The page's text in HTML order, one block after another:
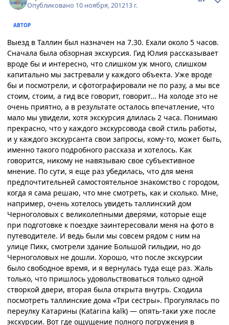
Опубликовано 10 ноября, 201213 г.
АВТОР
Выезд в Таллин был назначен на 7.30. Ехали около 5 часов.
Сначала была обзорная экскурсия. Гид Юлия рассказывает
вроде бы и интересно, что слишком уж много, слишком
капитально мы застревали у каждого объекта. Уже вроде
бы и посмотрели, и сфотографировали не по разу, а мы все
стоим, стоим, а гид все говорит, говорит... На холоде это не
очень приятно, а в результате осталось впечатление, что
мало мы увидели, хотя экскурсия длилась 2 часа. Понимаю
прекрасно, что у каждого экскурсовода свой стиль работы,
и у каждого экскурсанта свои запросы, кому-то, может быть,
именно такого подробного рассказа и хотелось. Как
говорится, никому не навязываю свое субъективное
мнение. По сути, я еще раз убедилась, что для меня
предпочтительней самостоятельное знакомство с городом,
когда я сама решаю, что мне смотреть, как и сколько. Мне,
например, очень хотелось увидеть таллинский дом
Черноголовых с великолепными дверями, которые еще
при подготовке к поездке заинтересовали меня на фото в
путеводителе. И ведь были мы совсем рядом с ним на
улице Пикк, смотрели здание Большой гильдии, но до
Черноголовых не дошли. Хорошо, что после экскурсии
было свободное время, и я вернулась туда еще раз. Жаль
только, что пришлось удовольствоваться только одной
створкой двери, вторая была открыта внутрь. Сходила
посмотреть таллинские дома «Три сестры». Прогулялась по
переулку Катарины (Katarina kalk) — опять-таки уже после
экскурсии. Вот где ощущение полного погружения в